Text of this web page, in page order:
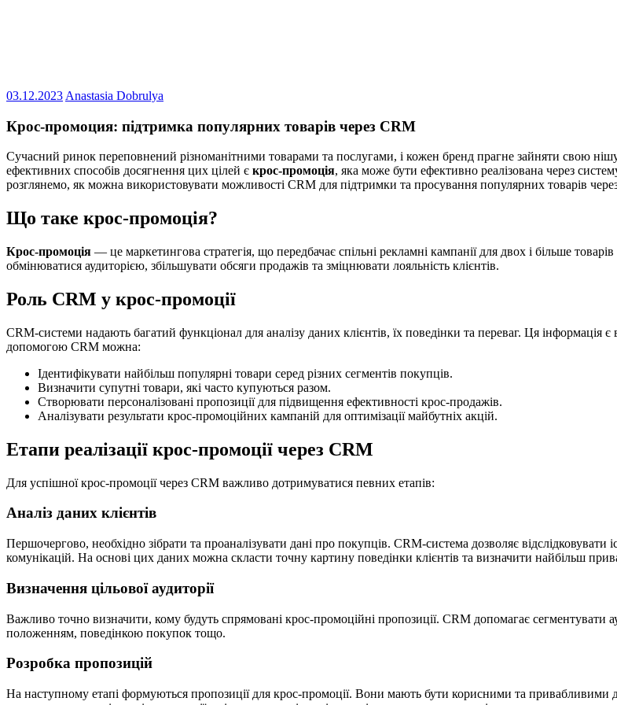
03.12.2023 Anastasia Dobrulya
Крос-промоция: підтримка популярних товарів через CRM
Сучасний ринок переповнений різноманітними товарами та послугами, і кожен бренд прагне зайняти свою
ефективних способів досягнення цих цілей є крос-промоція, яка може бути ефективно реалізована через
розглянемо, як можна використовувати можливості CRM для підтримки та просування популярних товарів
Що таке крос-промоція?
Крос-промоція — це маркетингова стратегія, що передбачає спільні рекламні кампанії для двох і більше
обмінюватися аудиторією, збільшувати обсяги продажів та зміцнювати лояльність клієнтів.
Роль CRM у крос-промоції
CRM-системи надають багатий функціонал для аналізу даних клієнтів, їх поведінки та переваг. Ця інформація
допомогою CRM можна:
Ідентифікувати найбільш популярні товари серед різних сегментів покупців.
Визначити супутні товари, які часто купуються разом.
Створювати персоналізовані пропозиції для підвищення ефективності крос-продажів.
Аналізувати результати крос-промоційних кампаній для оптимізації майбутніх акцій.
Етапи реалізації крос-промоції через CRM
Для успішної крос-промоції через CRM важливо дотримуватися певних етапів:
Аналіз даних клієнтів
Першочергово, необхідно зібрати та проаналізувати дані про покупців. CRM-система дозволяє відслідковувати
комунікацій. На основі цих даних можна скласти точну картину поведінки клієнтів та визначити найбільш
Визначення цільової аудиторії
Важливо точно визначити, кому будуть спрямовані крос-промоційні пропозиції. CRM допомагає сегментувати
положенням, поведінкою покупок тощо.
Розробка пропозицій
На наступному етапі формуються пропозиції для крос-промоції. Вони мають бути корисними та